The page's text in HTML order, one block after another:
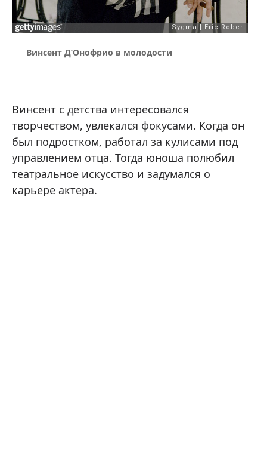
Винсент Д’Онофрио в молодости
Винсент с детства интересовался
творчеством, увлекался фокусами. Когда он
был подростком, работал за кулисами под
управлением отца. Тогда юноша полюбил
театральное искусство и задумался о
карьере актера.